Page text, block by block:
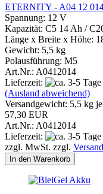
ETERNITY - A04 12
Spannung: 12 V
Kapazität: C5 14 Ah /
Länge x Breite x Höhe:
Gewicht: 5,5 kg
Polausführung: M5
Art.Nr.: A0412014
Lieferzeit:
(Ausland abweichend)
Versandgewicht: 5,5 kg
57,30 EUR
Art.Nr.: A0412014
Lieferzeit:
zzgl. MwSt. zzgl. Versand
In den Warenkorb